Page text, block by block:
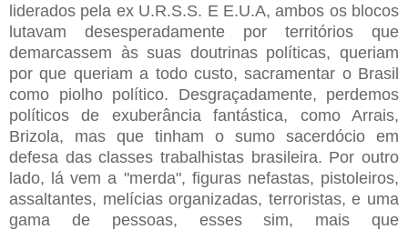
liderados pela ex U.R.S.S. E E.U.A, ambos os blocos
lutavam desesperadamente por territórios que
demarcassem às suas doutrinas políticas, queriam
por que queriam a todo custo, sacramentar o Brasil
como piolho político. Desgraçadamente, perdemos
políticos de exuberância fantástica, como Arrais,
Brizola, mas que tinham o sumo sacerdócio em
defesa das classes trabalhistas brasileira. Por outro
lado, lá vem a "merda", figuras nefastas, pistoleiros,
assaltantes, melícias organizadas, terroristas, e uma
gama de pessoas, esses sim, mais que